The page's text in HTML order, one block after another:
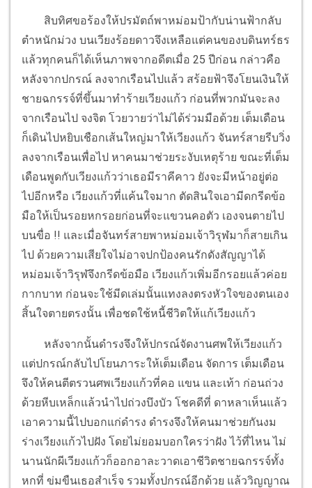
สิบทิศขอร้องให้ปรมัตถ์พาหม่อมป้ากับน่านฟ้ากลับ
ตำหนักม่วง บนเวียงร้อยดาวจึงเหลือแต่คนของบดินทร์ธร
แล้วทุกคนก็ได้เห็นภาพจากอดีตเมื่อ 25 ปีก่อน กล่าวคือ
หลังจากปกรณ์ ลงจากเรือนไปแล้ว สร้อยฟ้าจึงโยนเงินให้
ชายฉกรรจ์ที่ขึ้นมาทำร้ายเวียงแก้ว ก่อนที่พวกมันจะลง
จากเรือนไป จงจิต โวยวายว่าไม่ได้ร่วมมือด้วย เต็มเดือน
ก็เดินไปหยิบเชือกเส้นใหญ่มาให้เวียงแก้ว จันทร์สายรีบวิ่ง
ลงจากเรือนเพื่อไป หาคนมาช่วยระงับเหตุร้าย ขณะที่เต็ม
เดือนพูดกับเวียงแก้วว่าเธอมีราคีคาว ยังจะมีหน้าอยู่ต่อ
ไปอีกหรือ เวียงแก้วที่แค้นใจมาก ตัดสินใจเอามีดกรีดข้อ
มือให้เป็นรอยหกรอยก่อนที่จะแขวนคอตัว เองจนตายไป
บนขื่อ !! และเมื่อจันทร์สายพาหม่อมเจ้าวิรุฬมาก็สายเกิน
ไป ด้วยความเสียใจไม่อาจปกป้องคนรักดังสัญญาได้
หม่อมเจ้าวิรุฬจึงกรีดข้อมือ เวียงแก้วเพิ่มอีกรอยแล้วค่อย
กากบาท ก่อนจะใช้มีดเล่มนั้นแทงลงตรงหัวใจของตนเอง
สิ้นใจตายตรงนั้น เพื่อชดใช้หนี้ชีวิตให้แก้เวียงแก้ว
หลังจากนั้นดำรงจึงให้ปกรณ์จัดงานศพให้เวียงแก้ว
แต่ปกรณ์กลับไปโยนภาระให้เต็มเดือน จัดการ เต็มเดือน
จึงให้คนตีตรวนศพเวียงแก้วที่คอ แขน และเท้า ก่อนถ่วง
ด้วยหีบเหล็กแล้วนำไปถ่วงบึงบัว โชคดีที่ ดาหลาเห็นแล้ว
เอาความนี้ไปบอกแก่ดำรง ดำรงจึงให้คนมาช่วยกันงม
ร่างเวียงแก้วไปฝัง โดยไม่ยอมบอกใครว่าฝัง ไว้ที่ไหน ไม่
นานนักผีเวียงแก้วก็ออกอาละวาดเอาชีวิตชายฉกรรจ์ทั้ง
หกที่ ข่มขืนเธอสำเร็จ รวมทั้งปกรณ์อีกด้วย แล้ววิญญาณ